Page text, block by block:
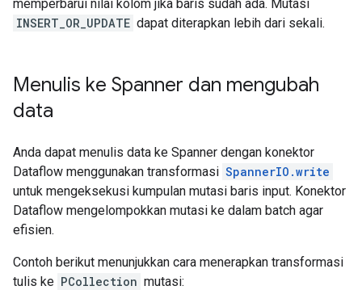
memperbarui nilai kolom jika baris sudah ada. Mutasi
INSERT_OR_UPDATE dapat diterapkan lebih dari sekali.
Menulis ke Spanner dan mengubah
data
Anda dapat menulis data ke Spanner dengan konektor
Dataflow menggunakan transformasi SpannerIO.write
untuk mengeksekusi kumpulan mutasi baris input. Konektor
Dataflow mengelompokkan mutasi ke dalam batch agar
efisien.
Contoh berikut menunjukkan cara menerapkan transformasi
tulis ke PCollection mutasi: